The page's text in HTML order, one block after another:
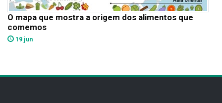
O mapa que mostra a origem dos alimentos que
comemos
19 jun